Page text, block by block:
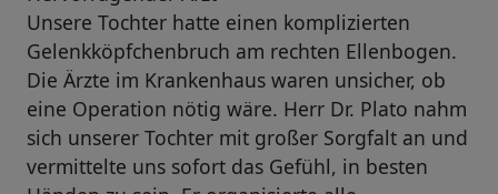
Unsere Tochter hatte einen komplizierten
Gelenkköpfchenbruch am rechten Ellenbogen.
Die Ärzte im Krankenhaus waren unsicher, ob
eine Operation nötig wäre. Herr Dr. Plato nahm
sich unserer Tochter mit großer Sorgfalt an und
vermittelte uns sofort das Gefühl, in besten